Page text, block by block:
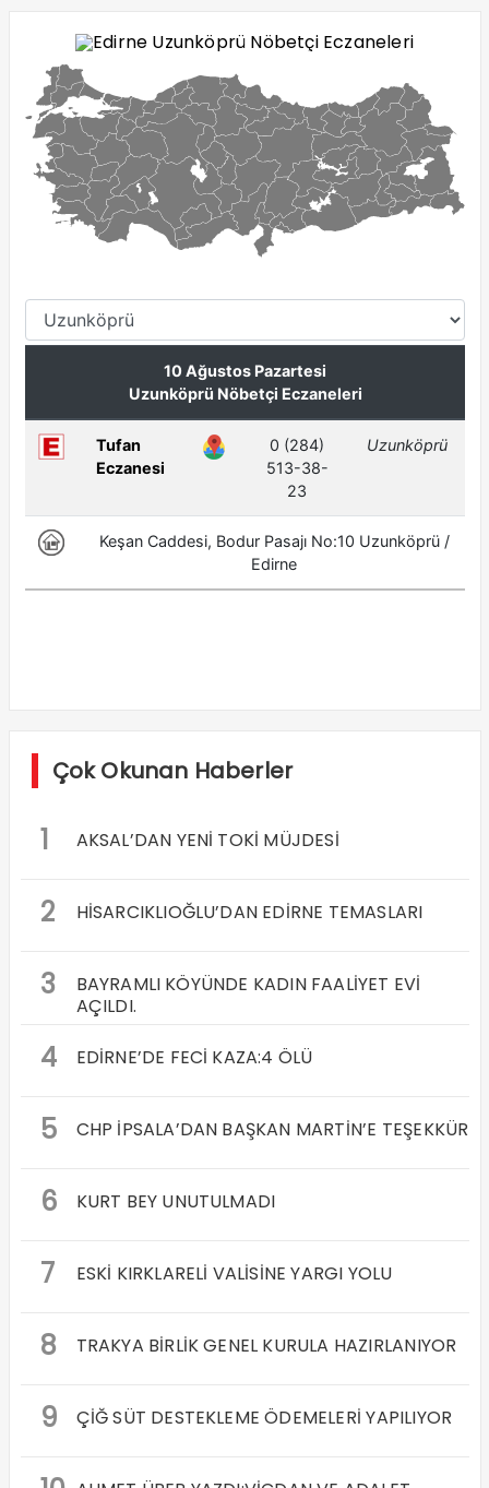
Çok Okunan Haberler
1 AKSAL’DAN YENİ TOKİ MÜJDESİ
2 HİSARCIKLIOĞLU’DAN EDİRNE TEMASLARI
3
BAYRAMLI KÖYÜNDE KADIN FAALİYET EVİ
AÇILDI.
4 EDİRNE’DE FECİ KAZA:4 ÖLÜ
5 CHP İPSALA’DAN BAŞKAN MARTİN’E TEŞEKKÜR
6 KURT BEY UNUTULMADI
7 ESKİ KIRKLARELİ VALİSİNE YARGI YOLU
8 TRAKYA BİRLİK GENEL KURULA HAZIRLANIYOR
9 ÇİĞ SÜT DESTEKLEME ÖDEMELERİ YAPILIYOR